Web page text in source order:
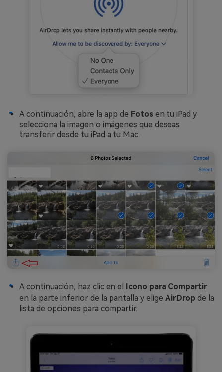
A continuación, abre la app de Fotos en tu iPad y
selecciona la imagen o imágenes que deseas
transferir desde tu iPad a tu Mac.
A continuación, haz clic en el
Icono para Compartir
en la parte inferior de la pantalla y elige AirDrop de la
lista de opciones para compartir.